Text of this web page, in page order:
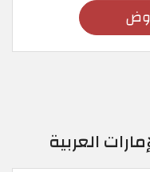
العربية